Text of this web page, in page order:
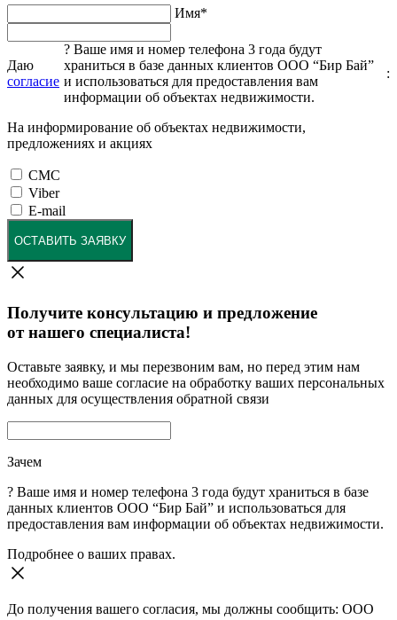
Имя*
Даю
согласие
? Ваше имя и номер телефона 3 года будут
храниться в базе данных клиентов ООО “Бир Бай”
и использоваться для предоставления вам
информации об объектах недвижимости.
:
На информирование об объектах недвижимости,
предложениях и акциях
СМС
Viber
E-mail
ОСТАВИТЬ ЗАЯВКУ
Получите консультацию и предложение
от нашего специалиста!
Оставьте заявку, и мы перезвоним вам, но перед этим нам
необходимо ваше согласие на обработку ваших персональных
данных для осуществления обратной связи
Зачем
? Ваше имя и номер телефона 3 года будут храниться в базе
данных клиентов ООО “Бир Бай” и использоваться для
предоставления вам информации об объектах недвижимости.
Подробнее о ваших правах.
До получения вашего согласия, мы должны сообщить: ООО